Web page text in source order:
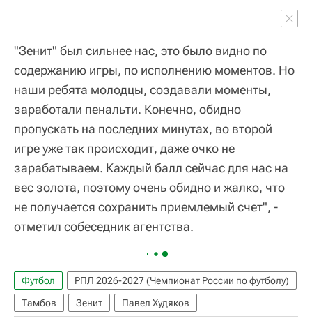
"Зенит" был сильнее нас, это было видно по
содержанию игры, по исполнению моментов. Но
наши ребята молодцы, создавали моменты,
заработали пенальти. Конечно, обидно
пропускать на последних минутах, во второй
игре уже так происходит, даже очко не
зарабатываем. Каждый балл сейчас для нас на
вес золота, поэтому очень обидно и жалко, что
не получается сохранить приемлемый счет", -
отметил собеседник агентства.
Футбол
РПЛ 2026-2027 (Чемпионат России по футболу)
Тамбов
Зенит Павел Худяков